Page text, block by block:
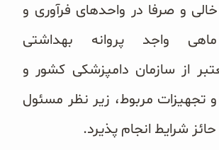
و صرفا در واحدهای فرآوری و
واجد پروانه بهداشتی
از سازمان دامپزشکی کشور و
و تجهیزات مربوط، زیر نظر مسئول
شرایط انجام پذیرد.